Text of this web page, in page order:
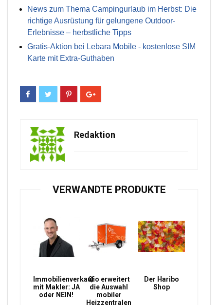
News zum Thema Campingurlaub im Herbst: Die
richtige Ausrüstung für gelungene Outdoor-
Erlebnisse – herbstliche Tipps
Gratis-Aktion bei Lebara Mobile - kostenlose SIM
Karte mit Extra-Guthaben
Redaktion
VERWANDTE PRODUKTE
Immobilienverkauf
mit Makler: JA
oder NEIN!
Qio erweitert
die Auswahl
mobiler
Heizzentralen
Der Haribo
Shop